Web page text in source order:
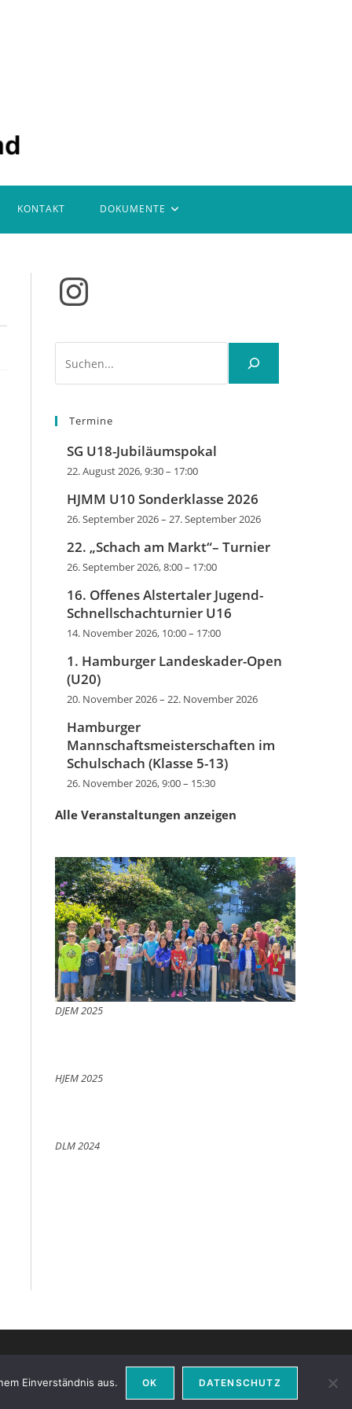
KONTAKT DOKUMENTE
Instagram
Termine
SG U18-Jubiläumspokal
22. August 2026, 9:30– 17:00
HJMM U10 Sonderklasse 2026
26. September 2026– 27. September 2026
22. „Schach am Markt“– Turnier
26. September 2026, 8:00– 17:00
16. Offenes Alstertaler Jugend-
Schnellschachturnier U16
14. November 2026, 10:00– 17:00
1. Hamburger Landeskader-Open
(U20)
20. November 2026– 22. November 2026
Hamburger
Mannschaftsmeisterschaften im
Schulschach (Klasse 5-13)
26. November 2026, 9:00– 15:30
Alle Veranstaltungen anzeigen
DJEM 2025
HJEM 2025
DLM 2024
Einverständnis aus. OK DATENSCHUTZ